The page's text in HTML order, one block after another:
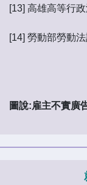
[13] 高雄高等行
[14] 勞動部勞動
圖說:雇主不實廣